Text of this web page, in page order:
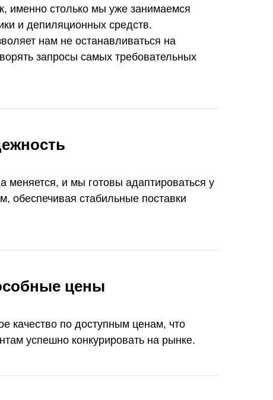
именно столько мы уже занимаемся
и депиляционных средств.
нам не останавливаться на
запросы самых требовательных
меняется, и мы готовы адаптироваться у
обеспечивая стабильные поставки
цены
качество по доступным ценам, что
успешно конкурировать на рынке.